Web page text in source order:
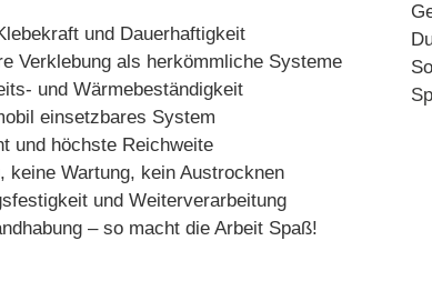
und Dauerhaftigkeit
Verklebung als herkömmliche Systeme
und Wärmebeständigkeit
einsetzbares System
und höchste Reichweite
keine Wartung, kein Austrocknen
und Weiterverarbeitung
– so macht die Arbeit Spaß!